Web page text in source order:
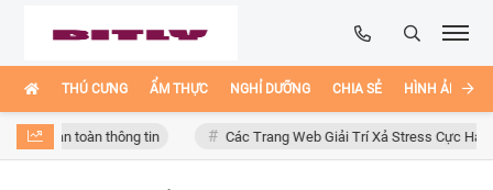
THÚ CƯNG ẨM THỰC NGHỈ DƯỠNG CHIA SẺ HÌNH ẢNH
toàn thông tin Các Trang Web Giải Trí Xả Stress Cực Hay Ho Trên